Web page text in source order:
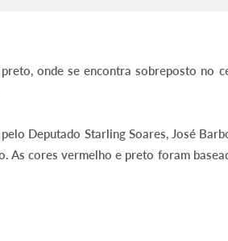
onde se encontra sobreposto no
Deputado Starling Soares, José
cores vermelho e preto foram